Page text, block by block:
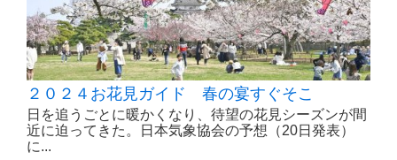
２０２４お花見ガイド 春の宴すぐそこ
日を追うごとに暖かくなり、待望の花見シーズンが間
近に迫ってきた。日本気象協会の予想（20日発表）
に...